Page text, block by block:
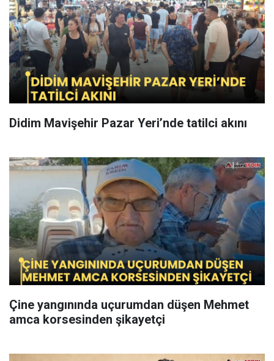
Didim Mavişehir Pazar Yeri’nde tatilci akını
Çine yangınında uçurumdan düşen Mehmet
amca korsesinden şikayetçi